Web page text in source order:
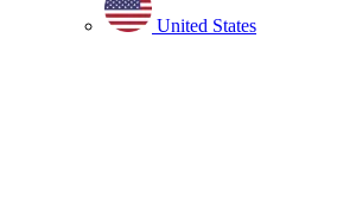
United States